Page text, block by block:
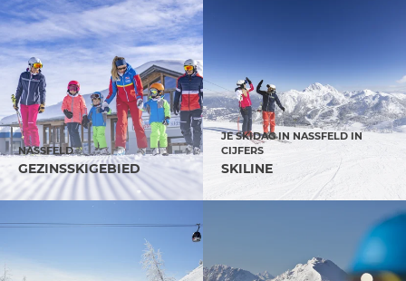
NASSFELD
GEZINSSKIGEBIED
JE SKIDAG IN NASSFELD IN
CIJFERS
SKILINE